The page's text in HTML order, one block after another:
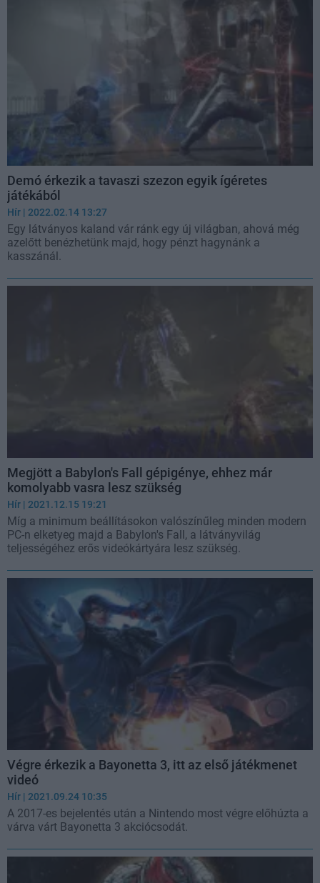
Demó érkezik a tavaszi szezon egyik ígéretes
játékából
Hír | 2022.02.14 13:27
Egy látványos kaland vár ránk egy új világban, ahová még
azelőtt benézhetünk majd, hogy pénzt hagynánk a
kasszánál.
Megjött a Babylon's Fall gépigénye, ehhez már
komolyabb vasra lesz szükség
Hír | 2021.12.15 19:21
Míg a minimum beállításokon valószínűleg minden modern
PC-n elketyeg majd a Babylon's Fall, a látványvilág
teljességéhez erős videókártyára lesz szükség.
Végre érkezik a Bayonetta 3, itt az első játékmenet
videó
Hír | 2021.09.24 10:35
A 2017-es bejelentés után a Nintendo most végre előhúzta a
várva várt Bayonetta 3 akciócsodát.